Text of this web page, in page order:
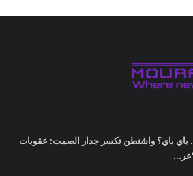
باي باي؟ واشنطن تكسر جدار الصمت: عقوبات